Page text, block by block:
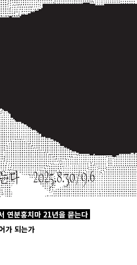
연분홍치마 21년을 묻는다
가 되는가